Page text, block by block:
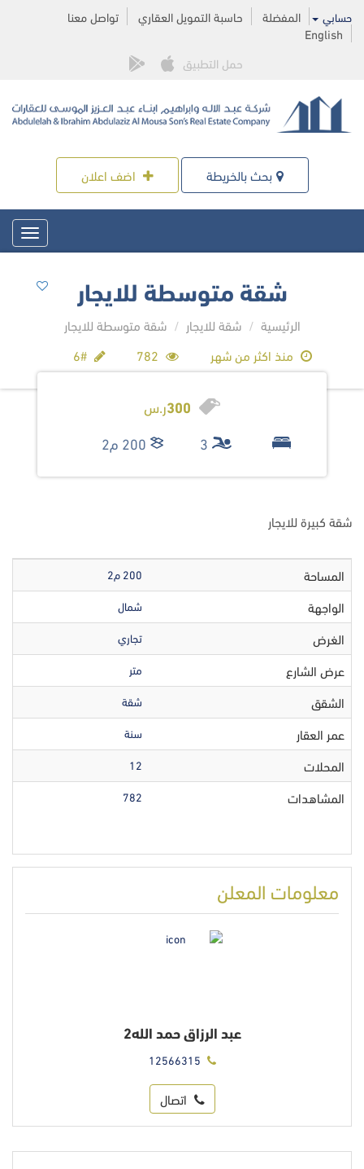
حسابي المفضلة حاسبة التمويل العقاري
تواصل معنا
English
حمل التطبيق
بحث بالخريطة اضف اعلان
شقة متوسطة للايجار
الرئيسية شقة للايجار
شقة متوسطة للايجار
منذ اكثر من شهر
#6
300ر.س
3
200 م2
شقة كبيرة للايجار
المساحة 200 م2
الواجهة شمال
الغرض تجاري
عرض الشارع متر
الشقق شقة
عمر العقار سنة
المحلات 12
المشاهدات 782
معلومات المعلن
عبد الرزاق حمد الله2
اتصال